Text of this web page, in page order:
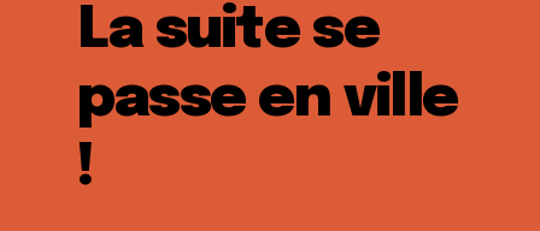
La suite se
passe en ville
!